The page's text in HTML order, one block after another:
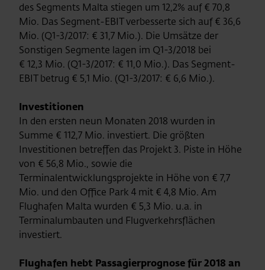
des Segments Malta stiegen um 12,2% auf € 70,8
Mio. Das Segment-EBIT verbesserte sich auf € 36,6
Mio. (Q1-3/2017: € 31,7 Mio.). Die Umsätze der
Sonstigen Segmente lagen im Q1-3/2018 bei
€ 12,3 Mio. (Q1-3/2017: € 11,0 Mio.). Das Segment-
EBIT betrug € 5,1 Mio. (Q1-3/2017: € 6,6 Mio.).
Investitionen
In den ersten neun Monaten 2018 wurden in
Summe € 112,7 Mio. investiert. Die größten
Investitionen betreffen das Projekt 3. Piste in Höhe
von € 56,8 Mio., sowie die
Terminalentwicklungsprojekte in Höhe von € 7,7
Mio. und den Office Park 4 mit € 4,8 Mio. Am
Flughafen Malta wurden € 5,3 Mio. u.a. in
Terminalumbauten und Flugverkehrsflächen
investiert.
Flughafen hebt Passagierprognose für 2018 an